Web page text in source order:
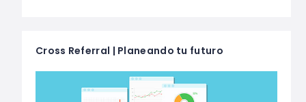
Cross Referral | Planeando tu futuro